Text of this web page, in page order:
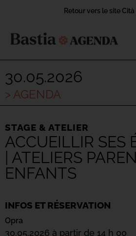
Retour vers le site Cità
30.05.2026
> AGENDA
STAGE & ATELIER
ACCUEILLIR SES
| ATELIERS
ENFANTS
INFOS ET RÉSERVATION
Opra
30.05.2026 à partir de 14 h 00